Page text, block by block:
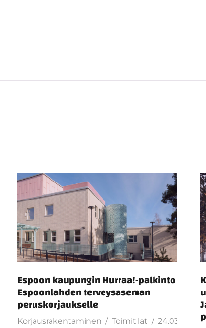
Espoon kaupungin Hurraa!-palkinto
Espoonlahden terveysaseman
peruskorjaukselle
Korjausrakentaminen Toimitilat 24.03.2026